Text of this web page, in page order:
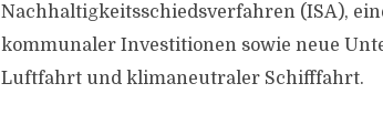
Nachhaltigkeitsschiedsverfahren (ISA),
kommunaler Investitionen sowie neue
Luftfahrt und klimaneutraler Schifffahrt.